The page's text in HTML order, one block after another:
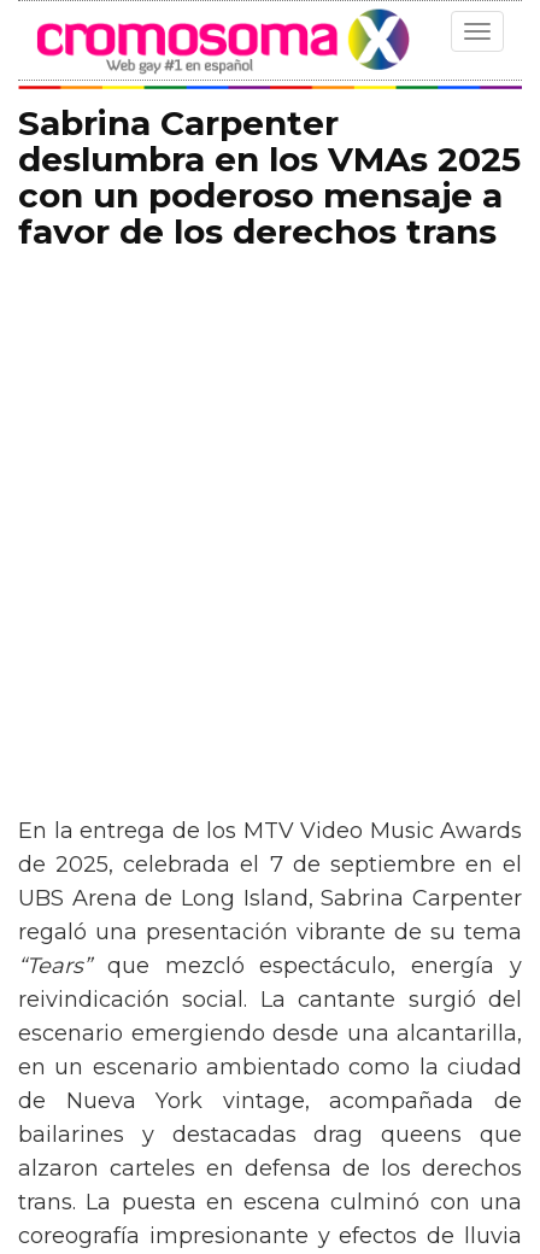
Toggle
Sabrina Carpenter
deslumbra en los VMAs 2025
con un poderoso mensaje a
favor de los derechos trans
En la entrega de los MTV Video Music Awards
de 2025, celebrada el 7 de septiembre en el
UBS Arena de Long Island, Sabrina Carpenter
regaló una presentación vibrante de su tema
“Tears”que mezcló espectáculo, energía y
reivindicación social. La cantante surgió del
escenario emergiendo desde una alcantarilla,
en un escenario ambientado como la ciudad
de Nueva York vintage, acompañada de
bailarines y destacadas drag queens que
alzaron carteles en defensa de los derechos
trans. La puesta en escena culminó con una
coreografía impresionante y efectos de lluvia